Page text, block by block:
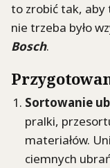
to zrobić tak, aby
nie trzeba było
Bosch.
Sortowanie
pralki,
materiałów.
ciemnych